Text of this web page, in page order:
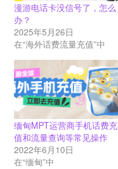
漫游电话卡没信号了，怎么
办？
2025年5月26日
在“海外话费流量充值”中
缅甸MPT运营商手机话费充
值和流量查询等常见操作
2022年6月10日
在“缅甸”中